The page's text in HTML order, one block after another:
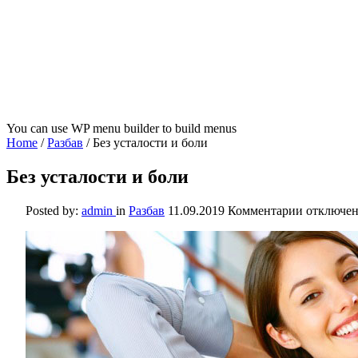
You can use WP menu builder to build menus
Home /Разбав /Без усталости и боли
Без усталости и боли
Posted by: admin in Разбав 11.09.2019 Комментарии
к
Без
усталости
боли